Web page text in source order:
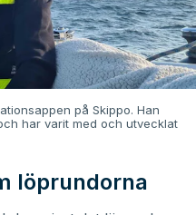
på Skippo. Han
har varit med och utvecklat
löprundorna